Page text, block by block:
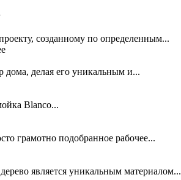
созданному по определенным...
дома, делая его уникальным и...
Blanco...
грамотно подобранное рабочее...
является уникальным материалом...